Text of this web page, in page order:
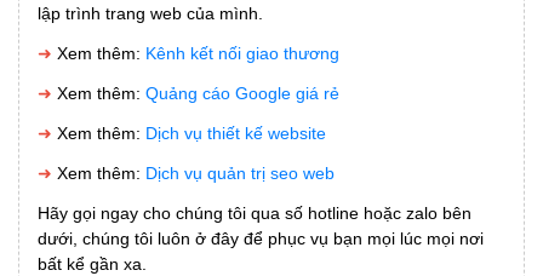
lập trình trang web của mình.
➜ Xem thêm: Kênh kết nối giao thương
➜ Xem thêm: Quảng cáo Google giá rẻ
➜ Xem thêm: Dịch vụ thiết kế website
➜ Xem thêm: Dịch vụ quản trị seo web
Hãy gọi ngay cho chúng tôi qua số hotline hoặc zalo bên
dưới, chúng tôi luôn ở đây để phục vụ bạn mọi lúc mọi nơi
bất kể gần xa.